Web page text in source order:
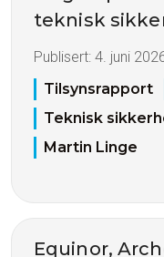
teknisk
Publisert: 4. juni
Tilsynsrapport
Teknisk
Martin Linge
Equinor,